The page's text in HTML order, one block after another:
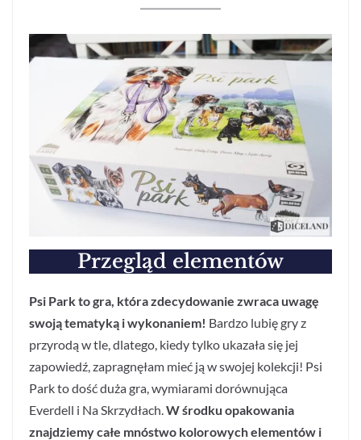
Przegląd elementów
Psi Park to gra, która zdecydowanie zwraca uwagę
swoją tematyką i wykonaniem! Bardzo lubię gry z
przyrodą w tle, dlatego, kiedy tylko ukazała się jej
zapowiedź, zapragnęłam mieć ją w swojej kolekcji! Psi
Park to dość duża gra, wymiarami dorównująca
Everdell i Na Skrzydłach. W środku opakowania
znajdziemy całe mnóstwo kolorowych elementów i